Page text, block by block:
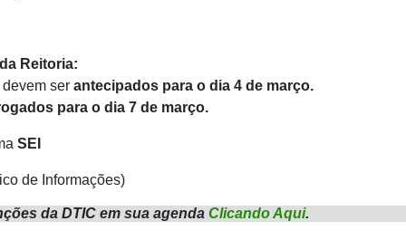
Reitoria:
ser antecipados para o dia 4 de março.
para o dia 7 de março.
SEI
de Informações)
da DTIC em sua agenda Clicando Aqui.